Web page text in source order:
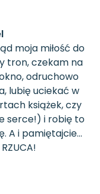
moja miłość do
tron, czekam na
odruchowo
lubię uciekać w
książek, czy
serce!) i robię to
A i pamiętajcie...
RZUCA!